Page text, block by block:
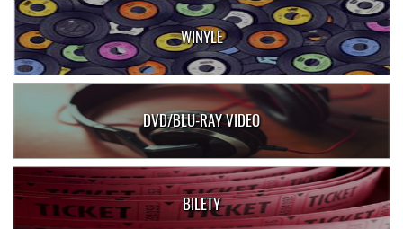
WINYLE
DVD/BLU-RAY VIDEO
BILETY